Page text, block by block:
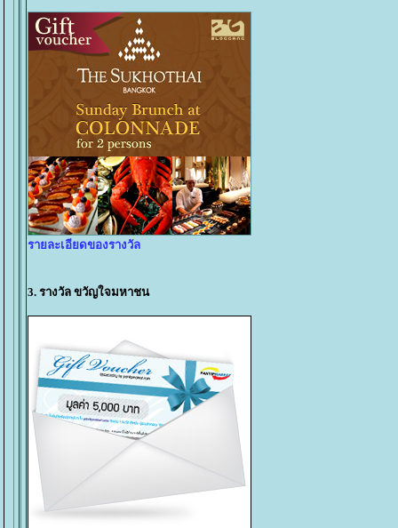
รายละเอียดของรางวัล
3. รางวัล ขวัญใจมหาชน